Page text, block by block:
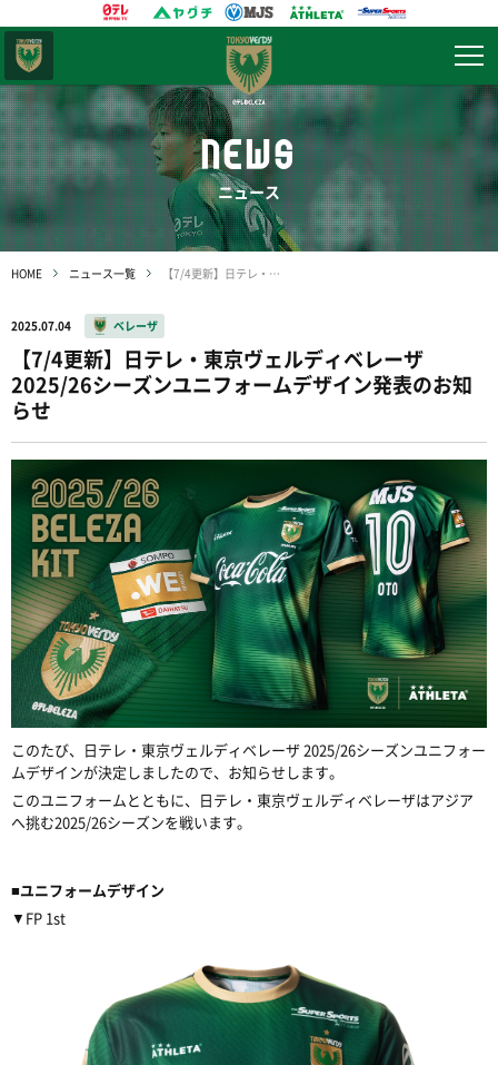
NEWS
ニュース
HOME ニュース一覧 【7/4更新】日テレ・東京ヴェルディベレーザ 2025/26シーズンユニフォームデザイン発表のお知らせ
2025.07.04 ベレーザ
【7/4更新】日テレ・東京ヴェルディベレーザ
2025/26シーズンユニフォームデザイン発表のお知
らせ
このたび、日テレ・東京ヴェルディベレーザ 2025/26シーズンユニフォー
ムデザインが決定しましたので、お知らせします。
このユニフォームとともに、日テレ・東京ヴェルディベレーザはアジア
へ挑む2025/26シーズンを戦います。
■ユニフォームデザイン
▼FP 1st